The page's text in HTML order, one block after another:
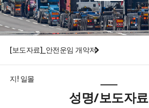
[보도자료]_안전운임 개악저
지! 일몰
성명/보도자료